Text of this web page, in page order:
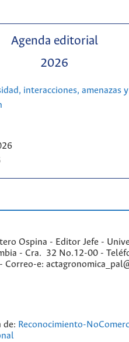
Agenda editorial
2026
interacciones, amenazas
Ospina - Editor Jefe -
- Cra. 32 No.12-00 -
e:
de: Reconocimiento-